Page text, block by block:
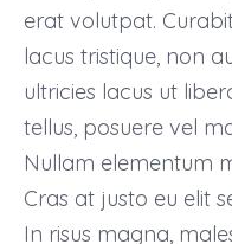
erat volutpat.
lacus tristique, non
ultricies lacus ut
tellus, posuere vel
Nullam elementum
Cras at justo eu elit
In risus magna,